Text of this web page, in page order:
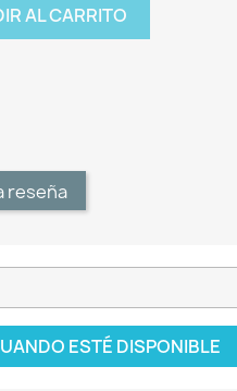
AL CARRITO
reseña
ESTÉ DISPONIBLE